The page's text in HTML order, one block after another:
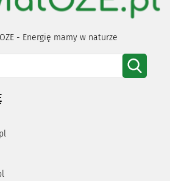
- Energię mamy w naturze